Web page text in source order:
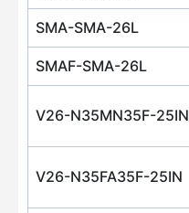
SMA-SMA-26L
SMAF-SMA-26L
V26-N35MN35F-25IN
V26-N35FA35F-25IN